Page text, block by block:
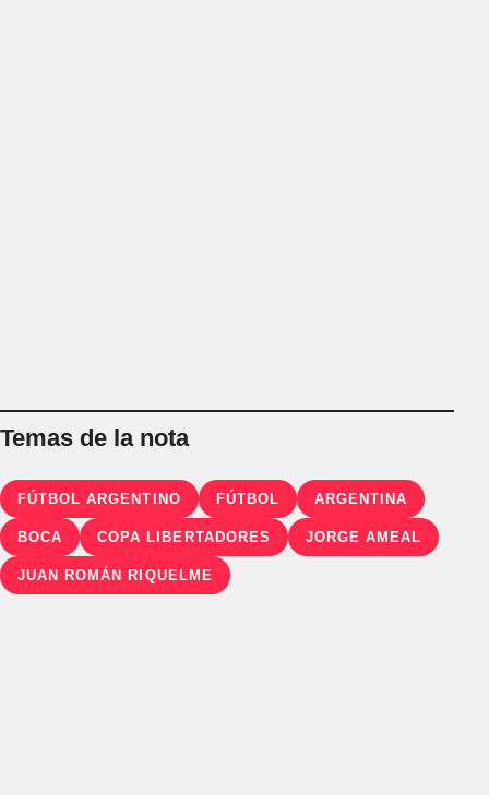
Temas de la nota
FÚTBOL ARGENTINO FÚTBOL ARGENTINA
BOCA COPA LIBERTADORES JORGE AMEAL
JUAN ROMÁN RIQUELME